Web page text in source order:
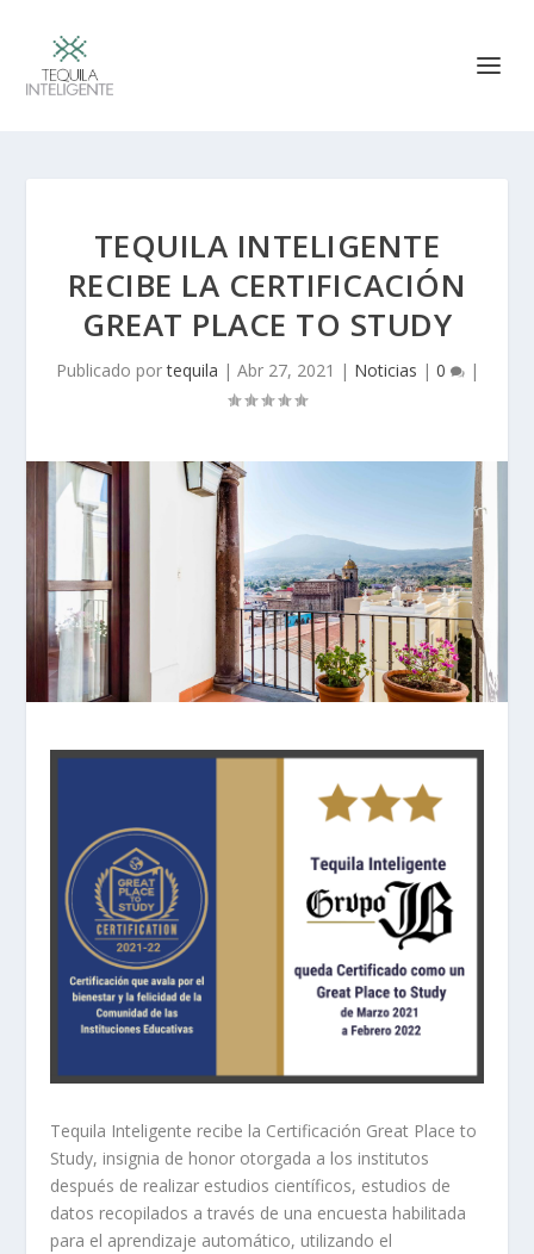
TEQUILA INTELIGENTE
RECIBE LA CERTIFICACIÓN
GREAT PLACE TO STUDY
Publicado portequila | Abr 27, 2021 | Noticias | 0 |
Tequila Inteligente recibe la Certificación Great Place to
Study, insignia de honor otorgada a los institutos
después de realizar estudios científicos, estudios de
datos recopilados a través de una encuesta habilitada
para el aprendizaje automático, utilizando el